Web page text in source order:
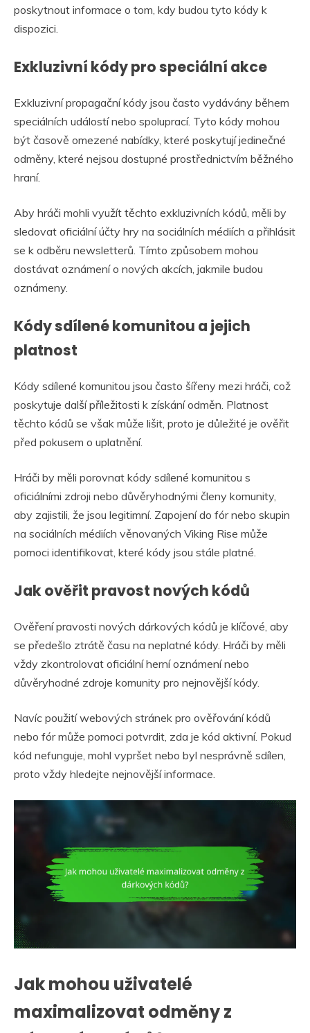
poskytnout informace o tom, kdy budou tyto kódy k
dispozici.
Exkluzivní kódy pro speciální akce
Exkluzivní propagační kódy jsou často vydávány během
speciálních událostí nebo spoluprací. Tyto kódy mohou
být časově omezené nabídky, které poskytují jedinečné
odměny, které nejsou dostupné prostřednictvím běžného
hraní.
Aby hráči mohli využít těchto exkluzivních kódů, měli by
sledovat oficiální účty hry na sociálních médiích a přihlásit
se k odběru newsletterů. Tímto způsobem mohou
dostávat oznámení o nových akcích, jakmile budou
oznámeny.
Kódy sdílené komunitou a jejich
platnost
Kódy sdílené komunitou jsou často šířeny mezi hráči, což
poskytuje další příležitosti k získání odměn. Platnost
těchto kódů se však může lišit, proto je důležité je ověřit
před pokusem o uplatnění.
Hráči by měli porovnat kódy sdílené komunitou s
oficiálními zdroji nebo důvěryhodnými členy komunity,
aby zajistili, že jsou legitimní. Zapojení do fór nebo skupin
na sociálních médiích věnovaných Viking Rise může
pomoci identifikovat, které kódy jsou stále platné.
Jak ověřit pravost nových kódů
Ověření pravosti nových dárkových kódů je klíčové, aby
se předešlo ztrátě času na neplatné kódy. Hráči by měli
vždy zkontrolovat oficiální herní oznámení nebo
důvěryhodné zdroje komunity pro nejnovější kódy.
Navíc použití webových stránek pro ověřování kódů
nebo fór může pomoci potvrdit, zda je kód aktivní. Pokud
kód nefunguje, mohl vypršet nebo byl nesprávně sdílen,
proto vždy hledejte nejnovější informace.
Jak mohou uživatelé
maximalizovat odměny z